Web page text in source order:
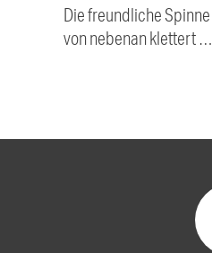
Die freundliche Spinne
von nebenan klettert …